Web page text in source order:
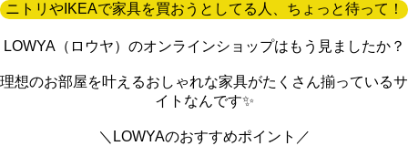
ニトリやIKEAで家具を買おうとしてる人、ちょっと待って！
LOWYA（ロウヤ）のオンラインショップはもう見ましたか？
理想のお部屋を叶えるおしゃれな家具がたくさん揃っているサ
イトなんです✨
＼LOWYAのおすすめポイント／